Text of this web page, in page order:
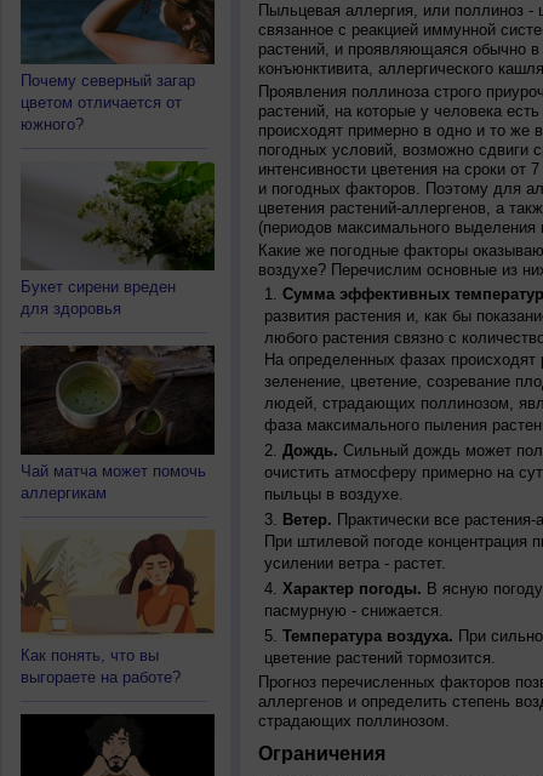
Почему северный загар
цветом отличается от
южного?
Букет сирени вреден
для здоровья
Чай матча может помочь
аллергикам
Как понять, что вы
выгораете на работе?
Пыльцевая аллергия, или поллиноз -
связанное с реакцией иммунной
растений, и проявляющаяся обычно
конъюнктивита, аллергического
Проявления поллиноза строго
растений, на которые у человека
происходят примерно в одно и то же
погодных условий, возможно сдвиги
интенсивности цветения на сроки от
и погодных факторов. Поэтому для
цветения растений-аллергенов, а
(периодов максимального
Какие же погодные факторы
воздухе? Перечислим основные из
Сумма эффективных
развития растения и, как бы
любого растения связно с
На определенных фазах происходят
зеленение, цветение, созревание
людей, страдающих поллинозом,
фаза максимального пыления
Дождь. Сильный дождь может
очистить атмосферу примерно на
пыльцы в воздухе.
Ветер. Практически все
При штилевой погоде
усилении ветра - растет.
Характер погоды. В ясную
пасмурную - снижается.
Температура воздуха. При
цветение растений тормозится.
Прогноз перечисленных факторов
аллергенов и определить степень
страдающих поллинозом.
Ограничения